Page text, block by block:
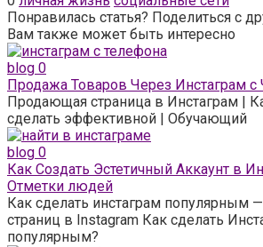
Понравилась статья? Поделиться с
Вам также может быть интересно
blog 0
Продажа Товаров Через Инстаграм с
Продающая страница в Инстаграм |
сделать эффективной | Обучающий
blog 0
Как Создать Эстетичный Аккаунт в
Отметки людей
Как сделать инстаграм популярным
страниц в Instagram Как сделать
популярным?